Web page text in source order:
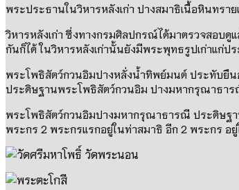
พระประธานในวิหารหลังเก่า ปางสมาธิเนื้อหินทราย
วิหารหลังเก่า ซึ่งทางกรมศิลปกรณ์ได้มาตรวจสอบดูแ
กันก็ได้ ในวิหารหลังเก่านั้นยังมีพระพุทธรูปเก่าแก่ป
พระโพธิสัตว์กวนอิมปางหลั่งน้ำทิพย์มนต์ ประทับยืน
ประดิษฐานพระโพธิสัตว์กวนอิม ปางมหากรุณาธาร
พระโพธิสัตว์กวนอิมปางมหากรุณาธารณี ประดิษฐ
พระกร 2 พระกรแรกอยู่ในท่าสมาธิ อีก 2 พระกร อยู่